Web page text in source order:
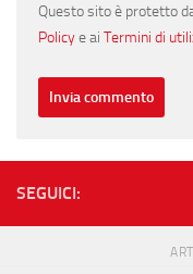
Questo sito è protetto
Policye ai Termini di
SEGUICI: